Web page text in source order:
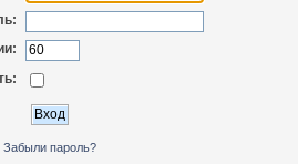
Забыли пароль?